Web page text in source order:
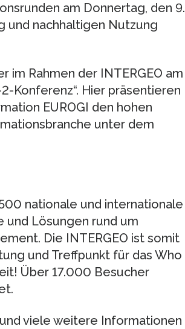
am Donnertag, den 9.
und nachhaltigen Nutzung
im Rahmen der INTERGEO am
Konferenz“. Hier präsentieren
EUROGI den hohen
unter dem
nationale und internationale
und Lösungen rund um
Die INTERGEO ist somit
und Treffpunkt für das Who
Über 17.000 Besucher
viele weitere Informationen